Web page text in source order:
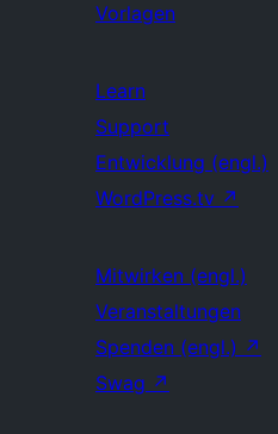
Vorlagen
Learn
Support
Entwicklung (engl.)
WordPress.tv ↗
Mitwirken (engl.)
Veranstaltungen
Spenden (engl.) ↗
Swag ↗